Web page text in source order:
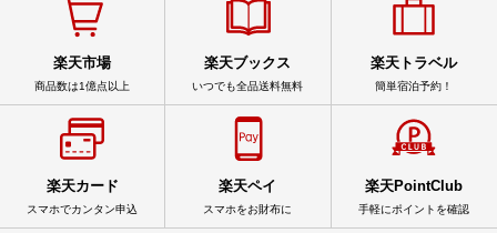
楽天市場
商品数は1億点以上
楽天ブックス
いつでも全品送料無料
楽天トラベル
簡単宿泊予約！
楽天カード
スマホでカンタン申込
楽天ペイ
スマホをお財布に
楽天PointClub
手軽にポイントを確認